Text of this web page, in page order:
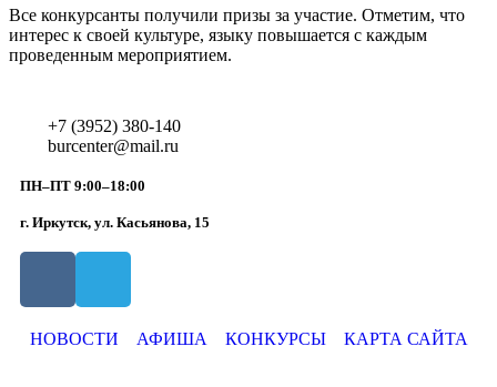
Все конкурсанты получили призы за участие. Отметим, что
интерес к своей культуре, языку повышается с каждым
проведенным мероприятием.
+7 (3952) 380-140
burcenter@mail.ru
ПН–ПТ 9:00–18:00
г. Иркутск, ул. Касьянова, 15
НОВОСТИ АФИША КОНКУРСЫ КАРТА САЙТА